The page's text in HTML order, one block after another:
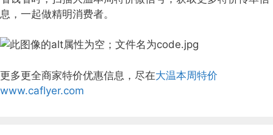
息，一起做精明消费者。
更多更全商家特价优惠信息，尽在大温本周特价
www.caflyer.com